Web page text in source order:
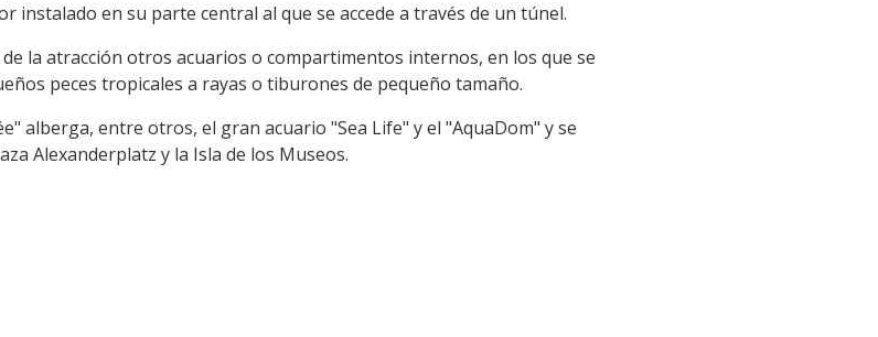
instalado en su parte central al que se accede a través de un túnel.
la atracción otros acuarios o compartimentos internos, en los que se
peces tropicales a rayas o tiburones de pequeño tamaño.
alberga, entre otros, el gran acuario "Sea Life" y el "AquaDom" y se
Alexanderplatz y la Isla de los Museos.